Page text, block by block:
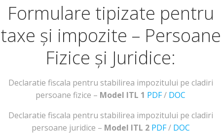
Formulare tipizate pentru
taxe și impozite – Persoane
Fizice și Juridice:
Declaratie fiscala pentru stabilirea impozitului pe cladiri
persoane fizice – Model ITL 1 PDF/ DOC
Declaratie fiscala pentru stabilirea impozitului pe cladiri
persoane juridice – Model ITL 2 PDF/ DOC